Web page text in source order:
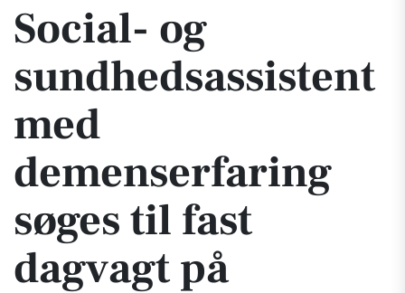
Social- og
sundhedsassistent
med
demenserfaring
søges til fast
dagvagt på